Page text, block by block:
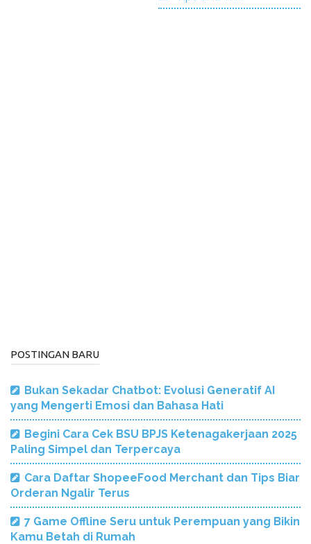
POSTINGAN BARU
Bukan Sekadar Chatbot: Evolusi Generatif AI
yang Mengerti Emosi dan Bahasa Hati
Begini Cara Cek BSU BPJS Ketenagakerjaan 2025
Paling Simpel dan Terpercaya
Cara Daftar ShopeeFood Merchant dan Tips Biar
Orderan Ngalir Terus
7 Game Offline Seru untuk Perempuan yang Bikin
Kamu Betah di Rumah